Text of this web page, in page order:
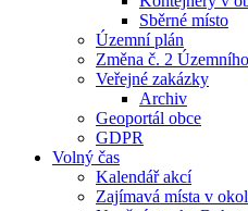
Sběrné místo
Územní plán
Změna č. 2
Veřejné zakázky
Archiv
Geoportál obce
GDPR
Volný čas
Kalendář akcí
Zajímavá místa v